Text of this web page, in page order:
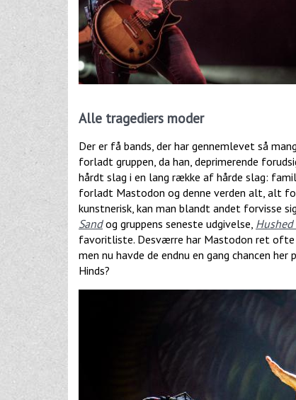
Alle tragediers moder
Der er få bands, der har gennemlevet så
forladt gruppen, da han, deprimerende
hårdt slag i en lang række af hårde slag:
forladt Mastodon og denne verden alt, alt
kunstnerisk, kan man blandt andet forvisse
Sandog gruppens seneste udgivelse,
favoritliste. Desværre har Mastodon ret
men nu havde de endnu en gang chancen
Hinds?